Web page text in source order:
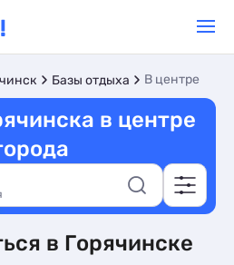
Базы отдыха В центре
в центре
в Горячинске